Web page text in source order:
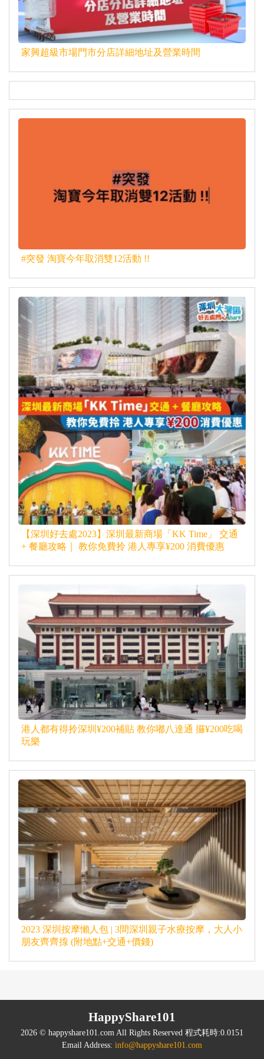
家興超級市場門市分店詳細地址及營業時間
#突發 淘寶今年取消雙12活動 !!
【深圳好去處2023】深圳最新商場「KK Time」 交通
+ 餐廳攻略｜ 教你免費拎 港人專享¥200 消費優惠
港人都有得拎深圳¥200補貼 教你嘟八達通 攞¥200吃喝
玩樂
2023 深圳按摩懶人包 | 3間深圳親子水療按摩，大人小
朋友齊齊揼 (附地點+交通+價錢)
HappyShare101
2026 © happyshare101.com All Rights Reserved 程式耗時:0.0151
Email Address: info@happyshare101.com